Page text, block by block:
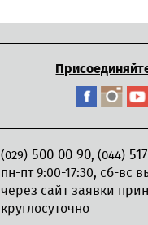
(029)500 00 90, (044)
пн-пт 9:00-17:30, сб-вс
через сайт заявки
круглосуточно